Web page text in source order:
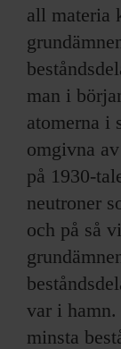
all materia
man i
atomerna i
omgivna
på 1930-
neutroner
och på så
var i
minsta